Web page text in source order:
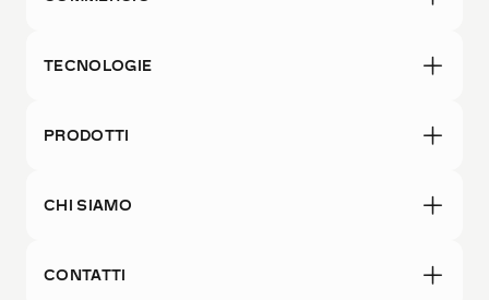
TECNOLOGIE
PRODOTTI
CHI SIAMO
CONTATTI